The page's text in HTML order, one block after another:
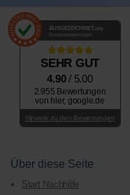
AUSGEZEICHNET .org
Kundenbewertungen
SEHR GUT
4.90/ 5.00
2.955 Bewertungen
von hier, google.de
Hinweis zu den Bewertungen
Über diese Seite
Start Nachhilfe